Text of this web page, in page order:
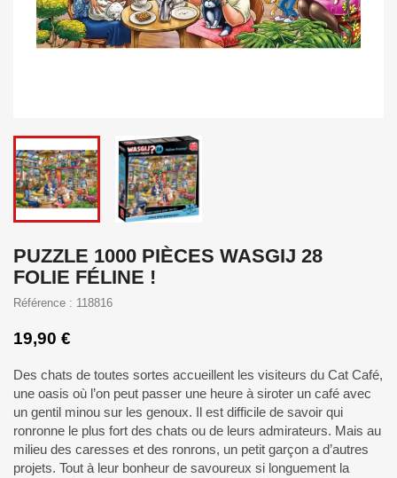
PUZZLE 1000 PIÈCES WASGIJ 28
FOLIE FÉLINE !
Référence : 118816
19,90 €
Des chats de toutes sortes accueillent les visiteurs du Cat Café,
une oasis où l’on peut passer une heure à siroter un café avec
un gentil minou sur les genoux. Il est difficile de savoir qui
ronronne le plus fort des chats ou de leurs admirateurs. Mais au
milieu des caresses et des ronrons, un petit garçon a d’autres
projets. Tout à leur bonheur de savoureux si longuement la